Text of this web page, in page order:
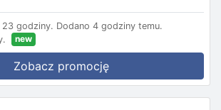
23 godziny. Dodano 4 godziny temu.
new
Zobacz promocję